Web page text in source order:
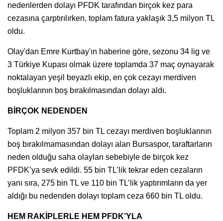
nedenlerden dolayı PFDK tarafından birçok kez para
cezasına çarptırılırken, toplam fatura yaklaşık 3,5 milyon TL
oldu.
Olay'dan Emre Kurtbay'ın haberine göre, sezonu 34 lig ve
3 Türkiye Kupası olmak üzere toplamda 37 maç oynayarak
noktalayan yeşil beyazlı ekip, en çok cezayı merdiven
boşluklarının boş bırakılmasından dolayı aldı.
BİRÇOK NEDENDEN
Toplam 2 milyon 357 bin TL cezayı merdiven boşluklarının
boş bırakılmamasından dolayı alan Bursaspor, taraftarların
neden olduğu saha olayları sebebiyle de birçok kez
PFDK’ya sevk edildi. 55 bin TL’lik tekrar eden cezaların
yanı sıra, 275 bin TL ve 110 bin TL’lik yaptırımların da yer
aldığı bu nedenden dolayı toplam ceza 660 bin TL oldu.
HEM RAKİPLERLE HEM PFDK’YLA